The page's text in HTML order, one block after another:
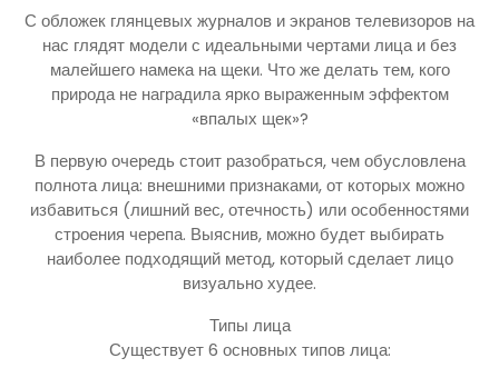
С обложек глянцевых журналов и экранов телевизоров на
нас глядят модели с идеальными чертами лица и без
малейшего намека на щеки. Что же делать тем, кого
природа не наградила ярко выраженным эффектом
«впалых щек»?
В первую очередь стоит разобраться, чем обусловлена
полнота лица: внешними признаками, от которых можно
избавиться (лишний вес, отечность) или особенностями
строения черепа. Выяснив, можно будет выбирать
наиболее подходящий метод, который сделает лицо
визуально худее.
Типы лица
Существует 6 основных типов лица: